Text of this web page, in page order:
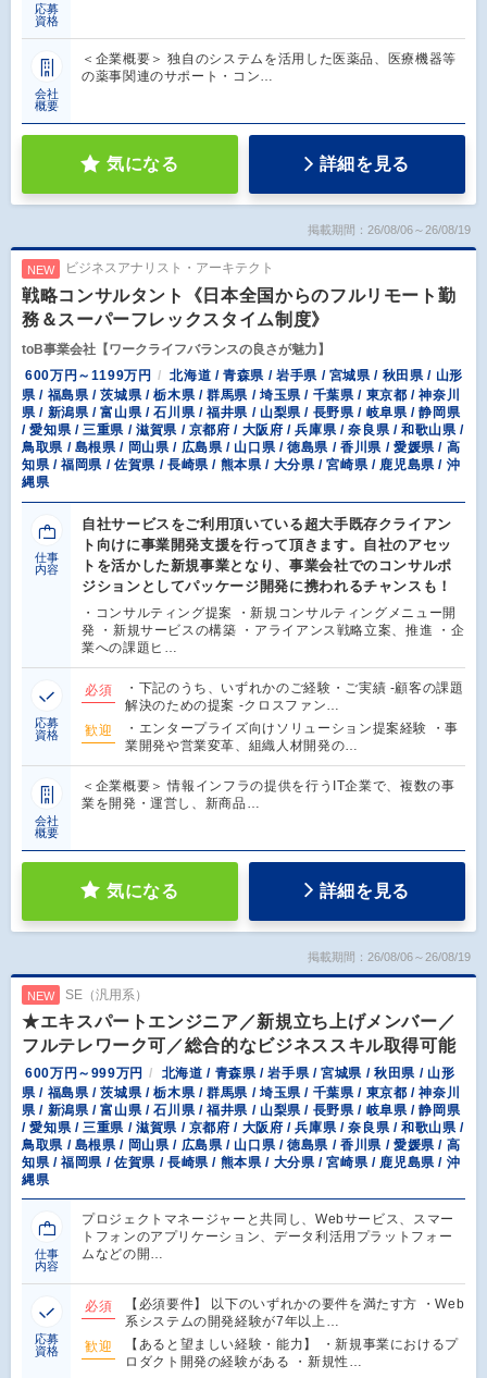
応募
資格
会社
概要
＜企業概要＞ 独自のシステムを活用した医薬品、医療機器等
の薬事関連のサポート・コン…
気になる 詳細を見る
掲載期間：26/08/06～26/08/19
NEW ビジネスアナリスト・アーキテクト
戦略コンサルタント《日本全国からのフルリモート勤
務＆スーパーフレックスタイム制度》
toB事業会社【ワークライフバランスの良さが魅力】
600万円～1199万円
北海道 / 青森県 / 岩手県 / 宮城県 / 秋田県 / 山形
県 / 福島県 / 茨城県 / 栃木県 / 群馬県 / 埼玉県 / 千葉県 / 東京都 / 神奈川
県 / 新潟県 / 富山県 / 石川県 / 福井県 / 山梨県 / 長野県 / 岐阜県 / 静岡県
/ 愛知県 / 三重県 / 滋賀県 / 京都府 / 大阪府 / 兵庫県 / 奈良県 / 和歌山県 /
鳥取県 / 島根県 / 岡山県 / 広島県 / 山口県 / 徳島県 / 香川県 / 愛媛県 / 高
知県 / 福岡県 / 佐賀県 / 長崎県 / 熊本県 / 大分県 / 宮崎県 / 鹿児島県 / 沖
縄県
仕事
内容
自社サービスをご利用頂いている超大手既存クライアン
ト向けに事業開発支援を行って頂きます。自社のアセッ
トを活かした新規事業となり、事業会社でのコンサルポ
ジションとしてパッケージ開発に携われるチャンスも！
・コンサルティング提案 ・新規コンサルティングメニュー開
発 ・新規サービスの構築 ・アライアンス戦略立案、推進 ・企
業への課題ヒ…
応募
資格
必須
・下記のうち、いずれかのご経験・ご実績 -顧客の課題
解決のための提案 -クロスファン…
歓迎
・エンタープライズ向けソリューション提案経験 ・事
業開発や営業変革、組織人材開発の…
会社
概要
＜企業概要＞ 情報インフラの提供を行うIT企業で、複数の事
業を開発・運営し、新商品…
気になる 詳細を見る
掲載期間：26/08/06～26/08/19
NEW SE（汎用系）
★エキスパートエンジニア／新規立ち上げメンバー／
フルテレワーク可／総合的なビジネススキル取得可能
600万円～999万円
北海道 / 青森県 / 岩手県 / 宮城県 / 秋田県 / 山形
県 / 福島県 / 茨城県 / 栃木県 / 群馬県 / 埼玉県 / 千葉県 / 東京都 / 神奈川
県 / 新潟県 / 富山県 / 石川県 / 福井県 / 山梨県 / 長野県 / 岐阜県 / 静岡県
/ 愛知県 / 三重県 / 滋賀県 / 京都府 / 大阪府 / 兵庫県 / 奈良県 / 和歌山県 /
鳥取県 / 島根県 / 岡山県 / 広島県 / 山口県 / 徳島県 / 香川県 / 愛媛県 / 高
知県 / 福岡県 / 佐賀県 / 長崎県 / 熊本県 / 大分県 / 宮崎県 / 鹿児島県 / 沖
縄県
仕事
内容
プロジェクトマネージャーと共同し、Webサービス、スマー
トフォンのアプリケーション、データ利活用プラットフォー
ムなどの開…
応募
資格
必須
【必須要件】 以下のいずれかの要件を満たす方 ・Web
系システムの開発経験が7年以上…
歓迎
【あると望ましい経験・能力】 ・新規事業におけるプ
ロダクト開発の経験がある ・新規性…